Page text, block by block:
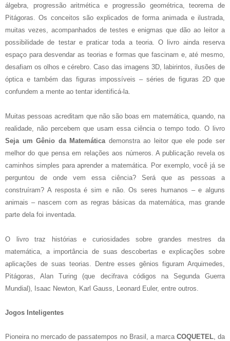
álgebra, progressão aritmética e progressão geométrica, teorema de
Pitágoras. Os conceitos são explicados de forma animada e ilustrada,
muitas vezes, acompanhados de testes e enigmas que dão ao leitor a
possibilidade de testar e praticar toda a teoria. O livro ainda reserva
espaço para desvendar as teorias e formas que fascinam e, até mesmo,
desafiam os olhos e cérebro. Caso das imagens 3D, labirintos, ilusões de
óptica e também das figuras impossíveis – séries de figuras 2D que
confundem a mente ao tentar identificá-la.
Muitas pessoas acreditam que não são boas em matemática, quando, na
realidade, não percebem que usam essa ciência o tempo todo. O livro
Seja um Gênio da Matemática demonstra ao leitor que ele pode ser
melhor do que pensa em relações aos números. A publicação revela os
caminhos simples para aprender a matemática. Por exemplo, você já se
perguntou de onde vem essa ciência? Será que as pessoas a
construíram? A resposta é sim e não. Os seres humanos – e alguns
animais – nascem com as regras básicas da matemática, mas grande
parte dela foi inventada.
O livro traz histórias e curiosidades sobre grandes mestres da
matemática, a importância de suas descobertas e explicações sobre
aplicações de suas teorias. Dentre esses gênios figuram Arquimedes,
Pitágoras, Alan Turing (que decifrava códigos na Segunda Guerra
Mundial), Isaac Newton, Karl Gauss, Leonard Euler, entre outros.
Jogos Inteligentes
Pioneira no mercado de passatempos no Brasil, a marca COQUETEL, da